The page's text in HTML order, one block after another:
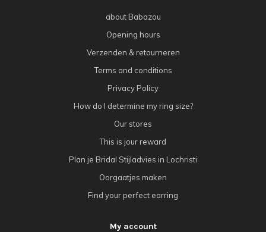
about Babazou
Opening hours
Verzenden & retourneren
Terms and conditions
Privacy Policy
How do I determine my ring size?
Our stores
This is jour reward
Plan je Bridal Stijladvies in Lochristi
Oorgaatjes maken
Find your perfect earring
My account